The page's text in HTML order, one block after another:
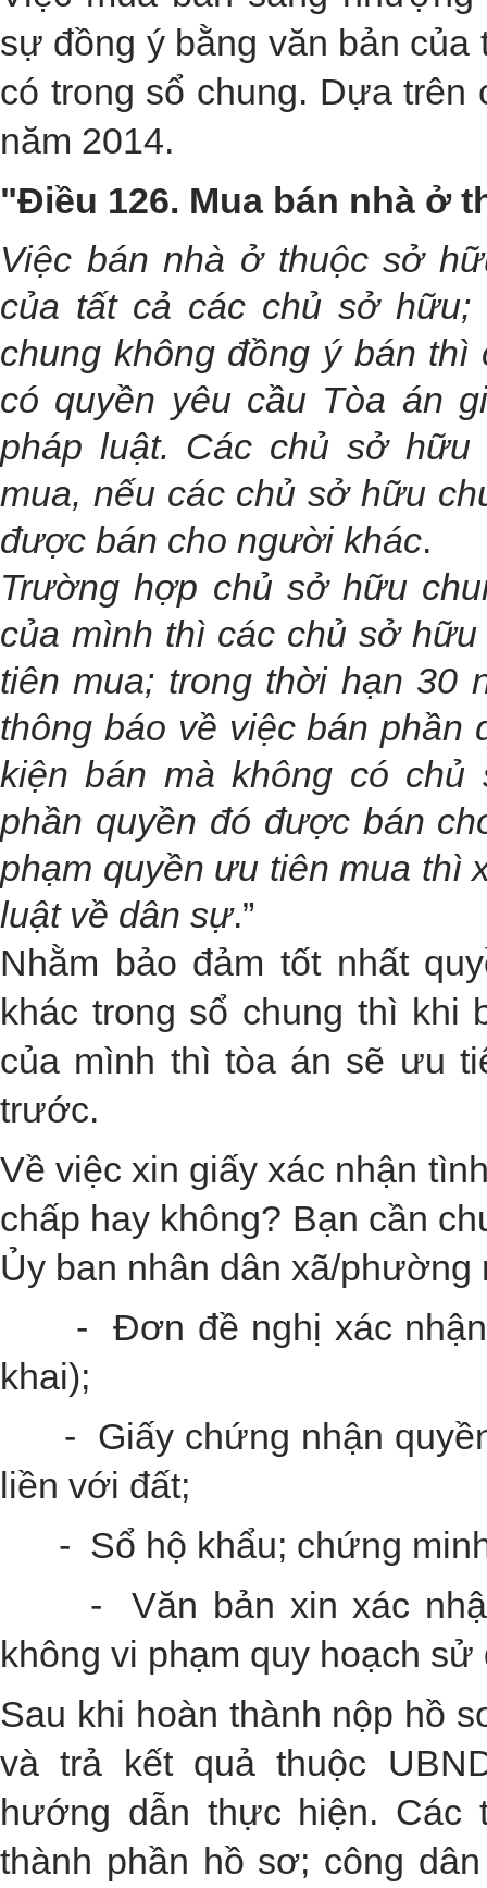
sự đồng ý bằng văn bản
có trong sổ chung. Dựa
năm 2014.
"Điều 126. Mua bán nhà ở
Việc bán nhà ở thuộc sở
của tất cả các chủ sở hữu;
chung không đồng ý bán
có quyền yêu cầu Tòa án
pháp luật. Các chủ sở
mua, nếu các chủ sở hữu
được bán cho người khác.
Trường hợp chủ sở hữu
của mình thì các chủ sở
tiên mua; trong thời hạn 30
thông báo về việc bán
kiện bán mà không có
phần quyền đó được bán
phạm quyền ưu tiên mua thì
luật về dân sự.”
Nhằm bảo đảm tốt nhất
khác trong sổ chung thì khi
của mình thì tòa án sẽ ưu
trước.
Về việc xin giấy xác nhận
chấp hay không? Bạn cần
Ủy ban nhân dân xã/
- Đơn đề nghị xác nhận
khai);
- Giấy chứng nhận quyền
liền với đất;
- Sổ hộ khẩu; chứng
- Văn bản xin xác nhận
không vi phạm quy hoạch sử
Sau khi hoàn thành nộp hồ
và trả kết quả thuộc
hướng dẫn thực hiện. Các
thành phần hồ sơ; công